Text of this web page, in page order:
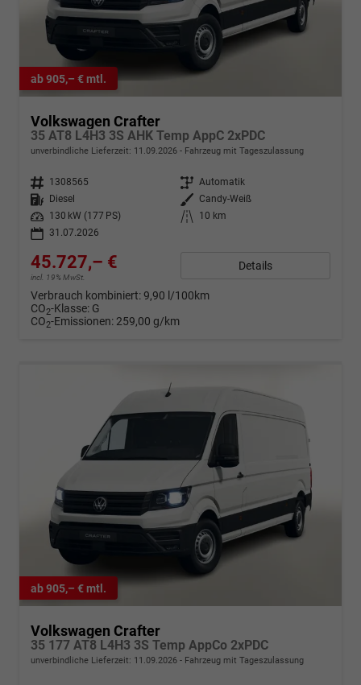
ab 905,– € mtl.
Volkswagen Crafter
35 AT8 L4H3 3S AHK Temp AppC 2xPDC
unverbindliche Lieferzeit: 11.09.2026 Fahrzeug mit Tageszulassung
Fahrzeugnr. 1308565 Getriebe Automatik
Kraftstoff
Diesel Außenfarbe Candy-Weiß
Leistung
130 kW (177 PS) Kilometerstand
10 km
31.07.2026
45.727,– €
incl. 19% MwSt.
Details
Verbrauch kombiniert:9,90 l/100km
CO2-Klasse: G
CO2-Emissionen: 259,00 g/km
ab 905,– € mtl.
Volkswagen Crafter
35 177 AT8 L4H3 3S Temp AppCo 2xPDC
unverbindliche Lieferzeit: 11.09.2026 Fahrzeug mit Tageszulassung